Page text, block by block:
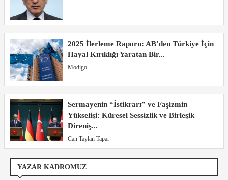
2025 İlerleme Raporu: AB’den Türkiye İçin
Hayal Kırıklığı Yaratan Bir...
Modigo
Sermayenin “İstikrarı” ve Faşizmin
Yükselişi: Küresel Sessizlik ve Birleşik
Direniş...
Can Taylan Tapar
YAZAR KADROMUZ